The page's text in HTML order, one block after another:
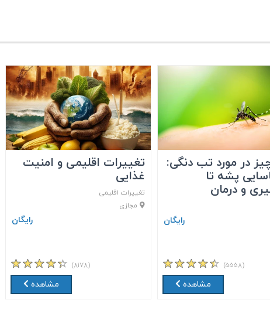
در مورد تب دنگی:
پشه تا
و درمان
رایگان
(۵۵۵۸)
مشاهده
تغییرات اقلیمی و امنیت
غذایی
تغییرات اقلیمی
مجازی
رایگان
(۸۱۷۸)
مشاهده